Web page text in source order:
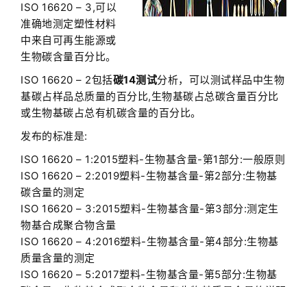
ISO 16620 – 3,可以
准确地测定塑性材料
中来自可再生能源或
生物碳含量百分比。
ISO 16620 – 2包括碳14测试分析，可以测试样品中生物
基碳占样品总质量的百分比,生物基碳占总碳含量百分比
或生物基碳占总有机碳含量的百分比。
发布的标准是:
ISO 16620 – 1:2015塑料-生物基含量-第1部分:一般原则
ISO 16620 – 2:2019塑料-生物基含量-第2部分:生物基
碳含量的测定
ISO 16620 – 3:2015塑料-生物基含量-第3部分:测定生
物基合成聚合物含量
ISO 16620 – 4:2016塑料-生物基含量-第4部分:生物基
质量含量的测定
ISO 16620 – 5:2017塑料-生物基含量-第5部分:生物基